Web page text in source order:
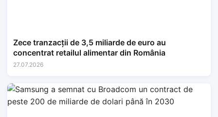
Zece tranzacții de 3,5 miliarde de euro au
concentrat retailul alimentar din România
27.07.2026